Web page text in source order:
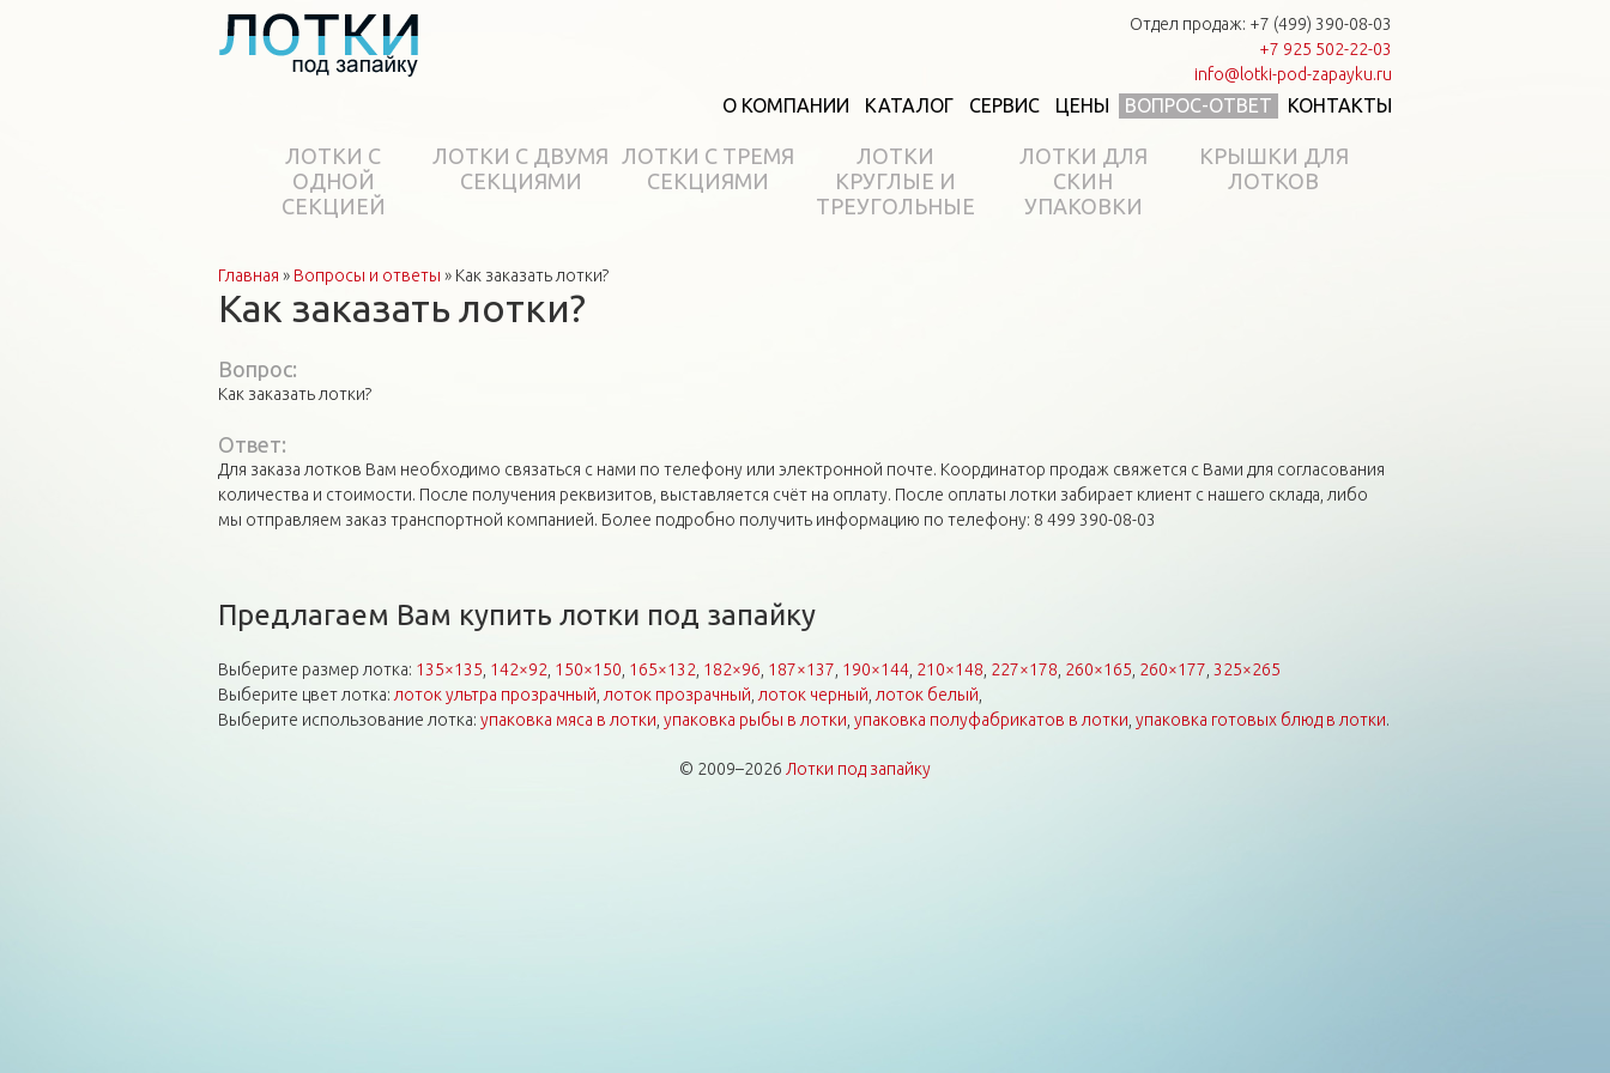
Отдел продаж: +7 (499) 390-08-03
+7 925 502-22-03
info@lotki-pod-zapayku.ru
О КОМПАНИИ КАТАЛОГ СЕРВИС ЦЕНЫ ВОПРОС-ОТВЕТ КОНТАКТЫ
ЛОТКИ С
ОДНОЙ
СЕКЦИЕЙ
ЛОТКИ С ДВУМЯ
СЕКЦИЯМИ
ЛОТКИ С ТРЕМЯ
СЕКЦИЯМИ
ЛОТКИ
КРУГЛЫЕ И
ТРЕУГОЛЬНЫЕ
ЛОТКИ ДЛЯ
СКИН
УПАКОВКИ
КРЫШКИ ДЛЯ
ЛОТКОВ
Вы здесь
Главная » Вопросы и ответы » Как заказать лотки?
Как заказать лотки?
Вопрос:
Как заказать лотки?
Ответ:
Для заказа лотков Вам необходимо связаться с нами по телефону или электронной почте. Координатор продаж свяжется с Вами для согласования
количества и стоимости. После получения реквизитов, выставляется счёт на оплату. После оплаты лотки забирает клиент с нашего склада, либо
мы отправляем заказ транспортной компанией. Более подробно получить информацию по телефону: 8 499 390-08-03
Предлагаем Вам купить лотки под запайку
Выберите размер лотка: 135×135 142×92 150×150 165×132 182×96 187×137 190×144 210×148 227×178 260×165 260×177 325×265
Выберите цвет лотка: лоток ультра прозрачный лоток прозрачный лоток черный лоток белый
Выберите использование лотка: упаковка мяса в лотки упаковка рыбы в лотки упаковка полуфабрикатов в лотки упаковка готовых блюд в лотки.
© 2009–2026 Лотки под запайку